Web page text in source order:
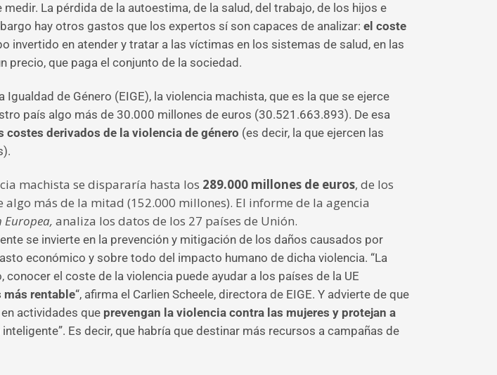
La pérdida de la autoestima, de la salud, del trabajo, de los hijos e
hay otros gastos que los expertos sí son capaces de analizar: el coste
invertido en atender y tratar a las víctimas en los sistemas de salud, en las
que paga el conjunto de la sociedad.
de Género (EIGE), la violencia machista, que es la que se ejerce
país algo más de 30.000 millones de euros (30.521.663.893). De esa
derivados de la violencia de género (es decir, la que ejercen las
machista se dispararía hasta los 289.000 millones de euros, de los
más de la mitad (152.000 millones). El informe de la agencia
Europea, analiza los datos de los 27 países de Unión.
se invierte en la prevención y mitigación de los daños causados por
económico y sobre todo del impacto humano de dicha violencia. “La
el coste de la violencia puede ayudar a los países de la UE
más rentable“, afirma el Carlien Scheele, directora de EIGE. Y advierte de que
actividades que prevengan la violencia contra las mujeres y protejan a
Es decir, que habría que destinar más recursos a campañas de